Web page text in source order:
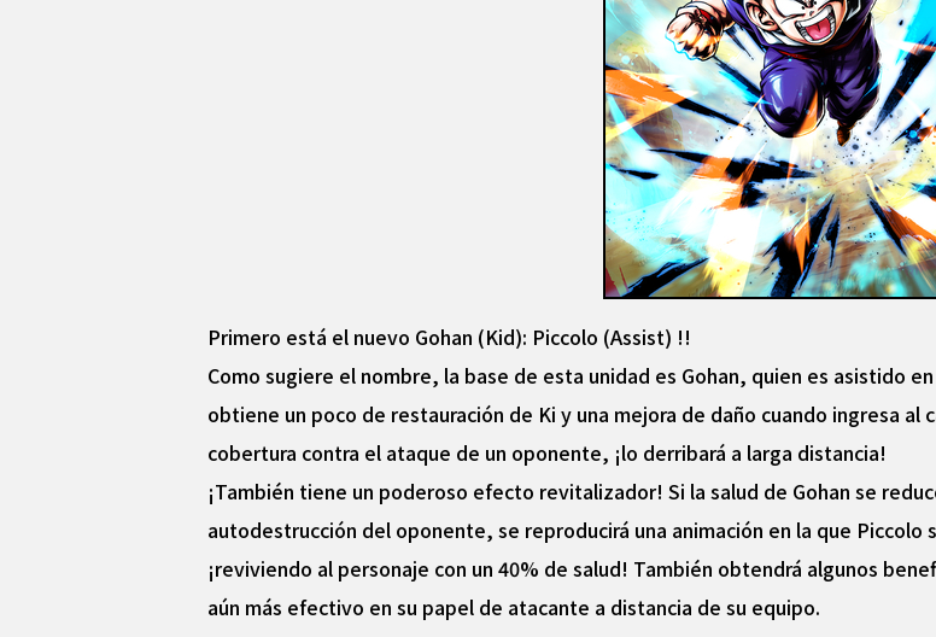
Primero está el nuevo Gohan (Kid): Piccolo (Assist) !!
Como sugiere el nombre, la base de esta unidad es Gohan, quien es asistido
obtiene un poco de restauración de Ki y una mejora de daño cuando ingresa
cobertura contra el ataque de un oponente, ¡lo derribará a larga distancia!
¡También tiene un poderoso efecto revitalizador! Si la salud de Gohan se
autodestrucción del oponente, se reproducirá una animación en la que
¡reviviendo al personaje con un 40% de salud! También obtendrá algunos
aún más efectivo en su papel de atacante a distancia de su equipo.